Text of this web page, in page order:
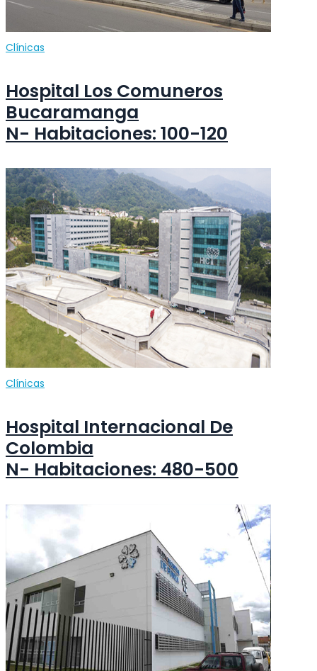
Clínicas
Hospital Los Comuneros
Bucaramanga
N- Habitaciones: 100-120
Clínicas
Hospital Internacional De
Colombia
N- Habitaciones: 480-500